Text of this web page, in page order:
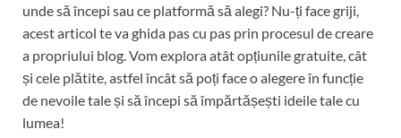
unde să începi sau ce platformă să alegi? Nu-ți face griji,
acest articol te va ghida pas cu pas prin procesul de creare
a propriului blog. Vom explora atât opțiunile gratuite, cât
și cele plătite, astfel încât să poți face o alegere în funcție
de nevoile tale și să începi să împărtășești ideile tale cu
lumea!